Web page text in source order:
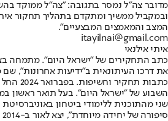
מדובר צה"ל נמסר בתגובה: "צה"ל ממוקד
המצב והמאמצים המבצעיים".
itayilnai@gmail.com
איתי אילנאי
כתב התחקירים של "ישראל היום". מתמחה
את דרכו העיתונאית ב"ידיעות אחרונות",
כתבות
השבוע של "ישראל היום". בעל תואר ראשון